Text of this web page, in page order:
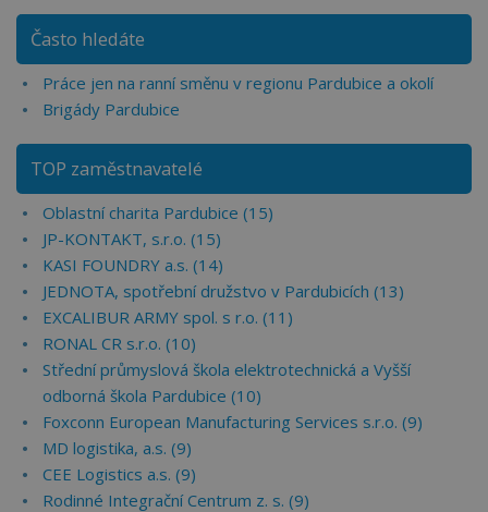
Často hledáte
Práce jen na ranní směnu v regionu Pardubice a okolí
Brigády Pardubice
TOP zaměstnavatelé
Oblastní charita Pardubice (15)
JP-KONTAKT, s.r.o. (15)
KASI FOUNDRY a.s. (14)
JEDNOTA, spotřební družstvo v Pardubicích (13)
EXCALIBUR ARMY spol. s r.o. (11)
RONAL CR s.r.o. (10)
Střední průmyslová škola elektrotechnická a Vyšší
odborná škola Pardubice (10)
Foxconn European Manufacturing Services s.r.o. (9)
MD logistika, a.s. (9)
CEE Logistics a.s. (9)
Rodinné Integrační Centrum z. s. (9)